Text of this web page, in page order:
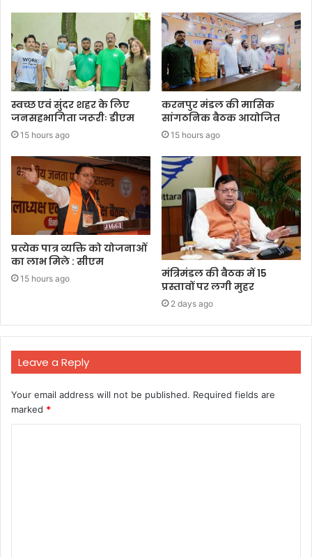
स्वच्छ एवं सुंदर शहर के लिए
जनसहभागिता जरूरीः डीएम
15 hours ago
करनपुर मंडल की मासिक
सांगठनिक बैठक आयोजित
15 hours ago
प्रत्येक पात्र व्यक्ति को योजनाओं
का लाभ मिले : सीएम
15 hours ago
मंत्रिमंडल की बैठक में 15
प्रस्तावों पर लगी मुहर
2 days ago
Leave a Reply
Your email address will not be published. Required fields are
marked *